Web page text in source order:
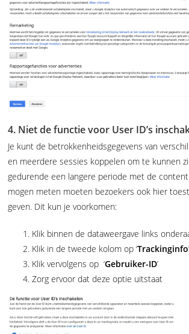
4. Niet de functie voor User ID’s
Je kunt de betrokkenheidsgegevens van
en meerdere sessies koppelen om te kunnen
gedurende een langere periode met de
mogen meten moeten bezoekers ook hier
geven. Dit kun je voorkomen:
Klik binnen de dataweergave links
Klik in de tweede kolom op ‘Trackinginfo’
Klik vervolgens op ‘Gebruiker-ID’
Zorg ervoor dat deze optie uitstaat